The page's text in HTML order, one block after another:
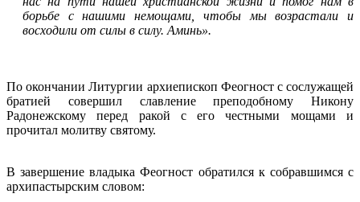
борьбе с нашими немощами, чтобы мы возрастали и
восходили от силы в силу. Аминь».
По окончании Литургии архиепископ Феогност с сослужащей
братией совершил славление преподобному Никону
Радонежскому перед ракой с его честными мощами и
прочитал молитву святому.
В завершение владыка Феогност обратился к собравшимся с
архипастырским словом: